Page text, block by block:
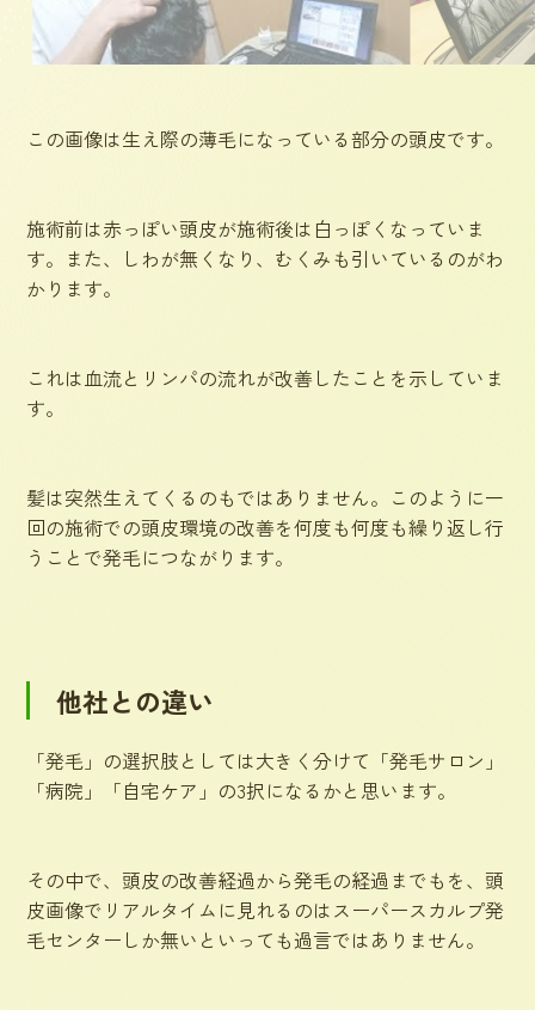
この画像は生え際の薄毛になっている部分の頭皮です。
施術前は赤っぽい頭皮が施術後は白っぽくなっていま
す。また、しわが無くなり、むくみも引いているのがわ
かります。
これは血流とリンパの流れが改善したことを示していま
す。
髪は突然生えてくるのもではありません。このように一
回の施術での頭皮環境の改善を何度も何度も繰り返し行
うことで発毛につながります。
他社との違い
「発毛」の選択肢としては大きく分けて「発毛サロン」
「病院」「自宅ケア」の3択になるかと思います。
その中で、頭皮の改善経過から発毛の経過までもを、頭
皮画像でリアルタイムに見れるのはスーパースカルプ発
毛センターしか無いといっても過言ではありません。